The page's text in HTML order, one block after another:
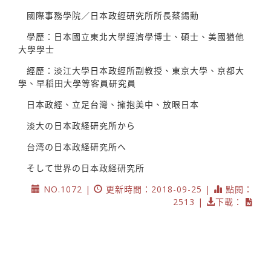
國際事務學院／日本政經研究所所長蔡錫勳
學歷：日本國立東北大學經濟學博士、碩士、美國猶他
大學學士
經歷：淡江大學日本政經所副教授、東京大學、京都大
學、早稻田大學等客員研究員
日本政經、立足台灣、擁抱美中、放眼日本
淡大の日本政経研究所から
台湾の日本政経研究所へ
そして世界の日本政経研究所
NO.1072 |
更新時間：2018-09-25 |
點閱：
2513 |
下載：